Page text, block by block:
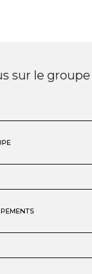
sur le